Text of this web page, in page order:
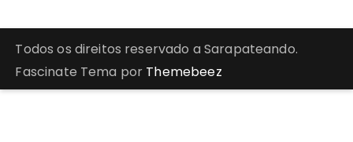
Todos os direitos reservado a Sarapateando.
Fascinate Tema por Themebeez